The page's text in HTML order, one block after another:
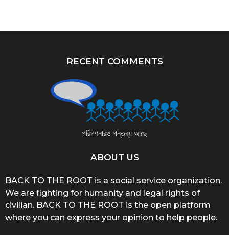
RECENT COMMENTS
পরিগণনারও গন্তব্য আছে
ABOUT US
BACK TO THE ROOT is a social service organization.
We are fighting for humanity and legal rights of
civilian. BACK TO THE ROOT is the open platform
where you can express your opinion to help people.